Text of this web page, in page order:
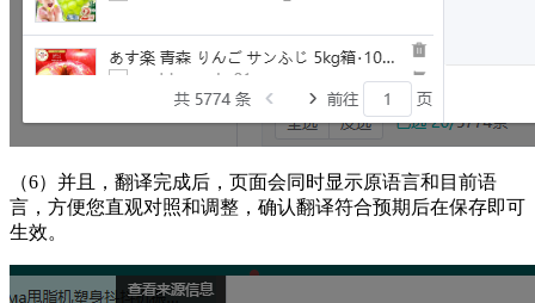
（6） 并且，翻译完成后，页面会同时显示原语言和目前语
言，方便您直观对照和调整，确认翻译符合预期后在保存即可
生效。